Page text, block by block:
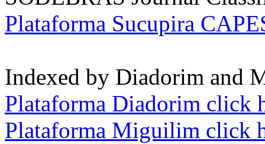
Plataforma Sucupira
Indexed by Diadorim and
Plataforma Diadorim click
Plataforma Miguilim click